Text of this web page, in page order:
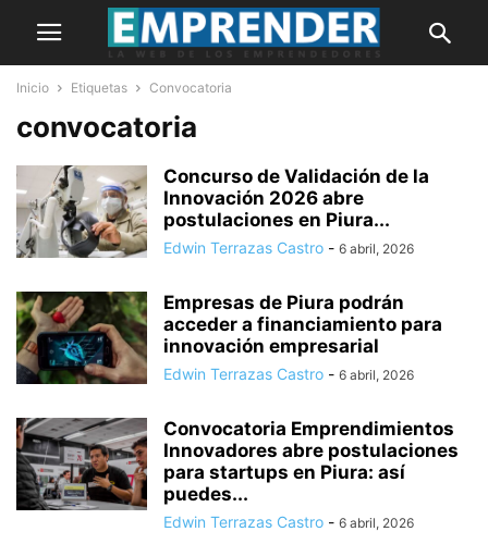
Inicio Etiquetas Convocatoria
convocatoria
Concurso de Validación de la
Innovación 2026 abre
postulaciones en Piura...
Edwin Terrazas Castro - 6 abril, 2026
Empresas de Piura podrán
acceder a financiamiento para
innovación empresarial
Edwin Terrazas Castro - 6 abril, 2026
Convocatoria Emprendimientos
Innovadores abre postulaciones
para startups en Piura: así
puedes...
Edwin Terrazas Castro - 6 abril, 2026